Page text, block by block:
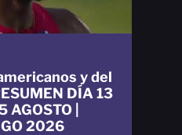
y del
DÍA 13
AGOSTO |
2026